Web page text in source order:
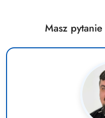
Masz